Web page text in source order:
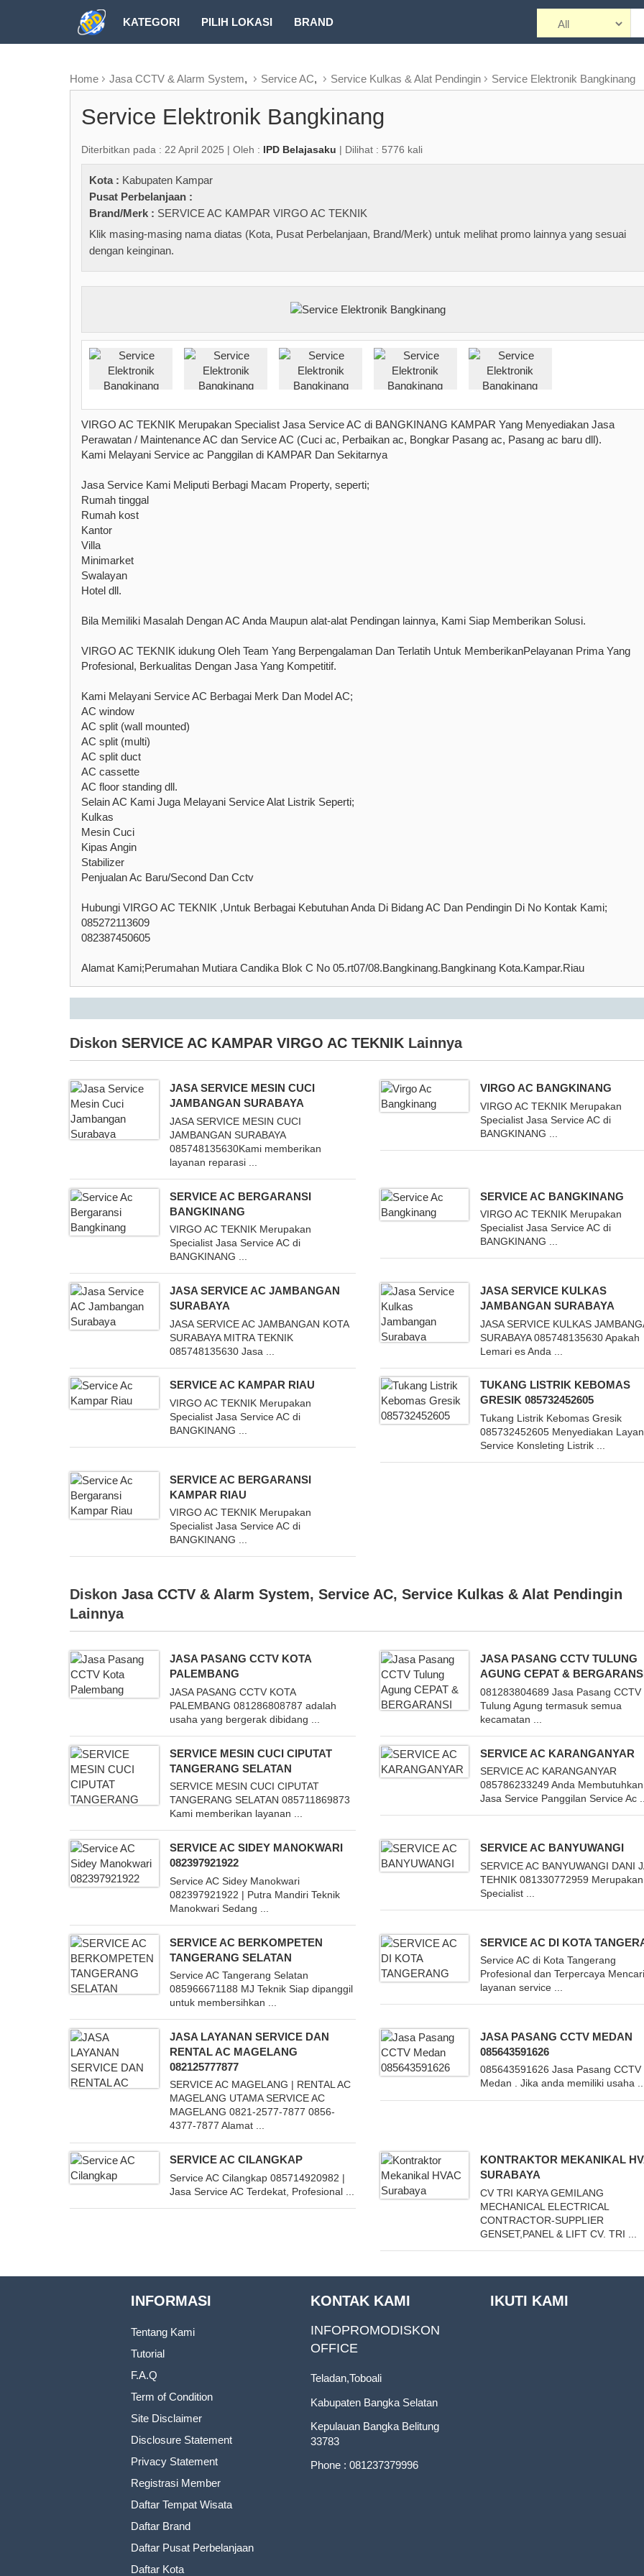
KATEGORI PILIH LOKASI BRAND
Home
Jasa CCTV & Alarm System, Service AC, Service Kulkas & Alat Pendingin Service Elektronik Bangkinang
Service Elektronik Bangkinang
Diterbitkan pada : 22 April 2025 | Oleh : IPD Belajasaku | Dilihat : 5776 kali
Kota : Kabupaten Kampar
Pusat Perbelanjaan :
Brand/Merk : SERVICE AC KAMPAR VIRGO AC TEKNIK
Klik masing-masing nama diatas (Kota, Pusat Perbelanjaan, Brand/Merk) untuk melihat promo lainnya yang sesuai
dengan keinginan.
VIRGO AC TEKNIK Merupakan Specialist Jasa Service AC di BANGKINANG KAMPAR Yang Menyediakan Jasa
Perawatan / Maintenance AC dan Service AC (Cuci ac, Perbaikan ac, Bongkar Pasang ac, Pasang ac baru dll).
Kami Melayani Service ac Panggilan di KAMPAR Dan Sekitarnya
Jasa Service Kami Meliputi Berbagi Macam Property, seperti;
Rumah tinggal
Rumah kost
Kantor
Villa
Minimarket
Swalayan
Hotel dll.
Bila Memiliki Masalah Dengan AC Anda Maupun alat-alat Pendingan lainnya, Kami Siap Memberikan Solusi.
VIRGO AC TEKNIK idukung Oleh Team Yang Berpengalaman Dan Terlatih Untuk MemberikanPelayanan Prima Yang
Profesional, Berkualitas Dengan Jasa Yang Kompetitif.
Kami Melayani Service AC Berbagai Merk Dan Model AC;
AC window
AC split (wall mounted)
AC split (multi)
AC split duct
AC cassette
AC floor standing dll.
Selain AC Kami Juga Melayani Service Alat Listrik Seperti;
Kulkas
Mesin Cuci
Kipas Angin
Stabilizer
Penjualan Ac Baru/Second Dan Cctv
Hubungi VIRGO AC TEKNIK ,Untuk Berbagai Kebutuhan Anda Di Bidang AC Dan Pendingin Di No Kontak Kami;
085272113609
082387450605
Alamat Kami;Perumahan Mutiara Candika Blok C No 05.rt07/08.Bangkinang.Bangkinang Kota.Kampar.Riau
Diskon SERVICE AC KAMPAR VIRGO AC TEKNIK Lainnya
JASA SERVICE MESIN CUCI
JAMBANGAN SURABAYA
JASA SERVICE MESIN CUCI
JAMBANGAN SURABAYA
085748135630Kami memberikan
layanan reparasi ...
VIRGO AC BANGKINANG
VIRGO AC TEKNIK Merupakan
Specialist Jasa Service AC di
BANGKINANG ...
SERVICE AC BERGARANSI
BANGKINANG
VIRGO AC TEKNIK Merupakan
Specialist Jasa Service AC di
BANGKINANG ...
SERVICE AC BANGKINANG
VIRGO AC TEKNIK Merupakan
Specialist Jasa Service AC di
BANGKINANG ...
JASA SERVICE AC JAMBANGAN
SURABAYA
JASA SERVICE AC JAMBANGAN KOTA
SURABAYA MITRA TEKNIK
085748135630 Jasa ...
JASA SERVICE KULKAS
JAMBANGAN SURABAYA
JASA SERVICE KULKAS
SURABAYA 085748135630 Apakah
Lemari es Anda ...
SERVICE AC KAMPAR RIAU
VIRGO AC TEKNIK Merupakan
Specialist Jasa Service AC di
BANGKINANG ...
TUKANG LISTRIK KEBOMAS
GRESIK 085732452605
Tukang Listrik Kebomas Gresik
085732452605 Menyediakan
Service Konsleting Listrik ...
SERVICE AC BERGARANSI
KAMPAR RIAU
VIRGO AC TEKNIK Merupakan
Specialist Jasa Service AC di
BANGKINANG ...
Diskon Jasa CCTV & Alarm System, Service AC, Service Kulkas & Alat Pendingin
Lainnya
JASA PASANG CCTV KOTA
PALEMBANG
JASA PASANG CCTV KOTA
PALEMBANG 081286808787 adalah
usaha yang bergerak dibidang ...
JASA PASANG CCTV TULUNG
AGUNG CEPAT &
081283804689 Jasa Pasang CCTV
Tulung Agung termasuk semua
kecamatan ...
SERVICE MESIN CUCI CIPUTAT
TANGERANG SELATAN
SERVICE MESIN CUCI CIPUTAT
TANGERANG SELATAN 085711869873
Kami memberikan layanan ...
SERVICE AC KARANGANYAR
SERVICE AC KARANGANYAR
085786233249 Anda Membutuhkan
Jasa Service Panggilan Service Ac
SERVICE AC SIDEY MANOKWARI
082397921922
Service AC Sidey Manokwari
082397921922 | Putra Mandiri Teknik
Manokwari Sedang ...
SERVICE AC BANYUWANGI
SERVICE AC BANYUWANGI DANI
TEHNIK 081330772959 Merupakan
Specialist ...
SERVICE AC BERKOMPETEN
TANGERANG SELATAN
Service AC Tangerang Selatan
085966671188 MJ Teknik Siap dipanggil
untuk membersihkan ...
SERVICE AC DI KOTA
Service AC di Kota Tangerang
Profesional dan Terpercaya Mencari
layanan service ...
JASA LAYANAN SERVICE DAN
RENTAL AC MAGELANG
082125777877
SERVICE AC MAGELANG | RENTAL AC
MAGELANG UTAMA SERVICE AC
MAGELANG 0821-2577-7877 0856-
4377-7877 Alamat ...
JASA PASANG CCTV MEDAN
085643591626
085643591626 Jasa Pasang CCTV
Medan . Jika anda memiliki usaha
SERVICE AC CILANGKAP
Service AC Cilangkap 085714920982 |
Jasa Service AC Terdekat, Profesional ...
KONTRAKTOR MEKANIKAL
SURABAYA
CV TRI KARYA GEMILANG
MECHANICAL ELECTRICAL
CONTRACTOR-SUPPLIER
GENSET,PANEL & LIFT CV. TRI ...
INFORMASI
Tentang Kami
Tutorial
F.A.Q
Term of Condition
Site Disclaimer
Disclosure Statement
Privacy Statement
Registrasi Member
Daftar Tempat Wisata
Daftar Brand
Daftar Pusat Perbelanjaan
Daftar Kota
KONTAK KAMI
INFOPROMODISKON
OFFICE
Teladan,Toboali
Kabupaten Bangka Selatan
Kepulauan Bangka Belitung
33783
Phone : 081237379996
IKUTI KAMI